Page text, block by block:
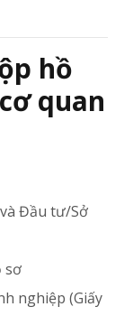
hồ
quan
Đầu tư/Sở
sơ
nghiệp (Giấy